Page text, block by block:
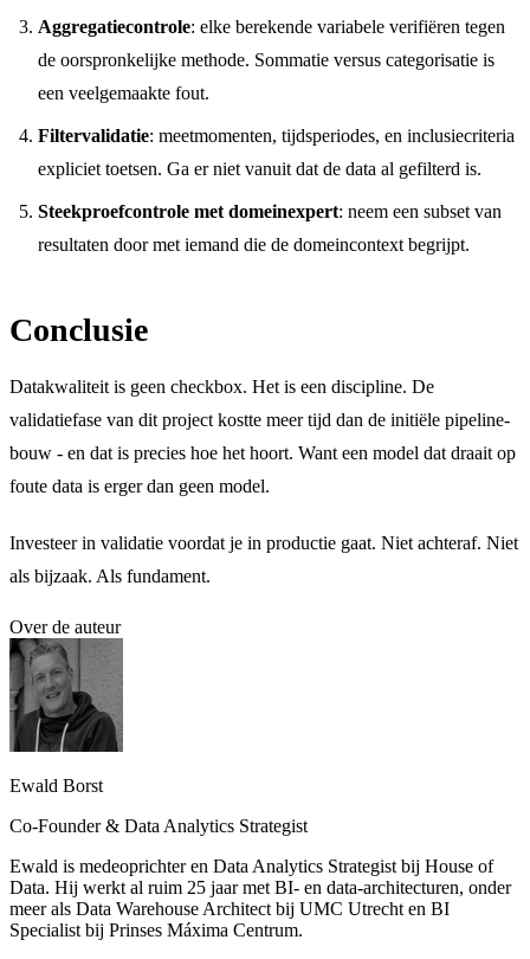
Aggregatiecontrole: elke berekende variabele verifiëren tegen
de oorspronkelijke methode. Sommatie versus categorisatie is
een veelgemaakte fout.
Filtervalidatie: meetmomenten, tijdsperiodes, en inclusiecriteria
expliciet toetsen. Ga er niet vanuit dat de data al gefilterd is.
Steekproefcontrole met domeinexpert: neem een subset van
resultaten door met iemand die de domeincontext begrijpt.
Conclusie
Datakwaliteit is geen checkbox. Het is een discipline. De
validatiefase van dit project kostte meer tijd dan de initiële pipeline-
bouw - en dat is precies hoe het hoort. Want een model dat draait op
foute data is erger dan geen model.
Investeer in validatie voordat je in productie gaat. Niet achteraf. Niet
als bijzaak. Als fundament.
Over de auteur
Ewald Borst
Co-Founder & Data Analytics Strategist
Ewald is medeoprichter en Data Analytics Strategist bij House of
Data. Hij werkt al ruim 25 jaar met BI- en data-architecturen, onder
meer als Data Warehouse Architect bij UMC Utrecht en BI
Specialist bij Prinses Máxima Centrum.